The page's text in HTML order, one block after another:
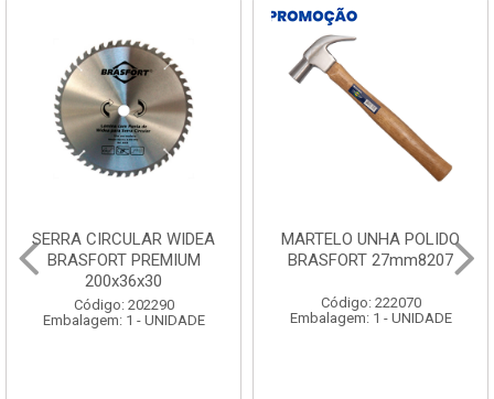
SERRA CIRCULAR WIDEA
BRASFORT PREMIUM
200x36x30
Código: 202290
Embalagem: 1 - UNIDADE
MARTELO UNHA POLIDO
BRASFORT 27mm8207
Código: 222070
Embalagem: 1 - UNIDADE